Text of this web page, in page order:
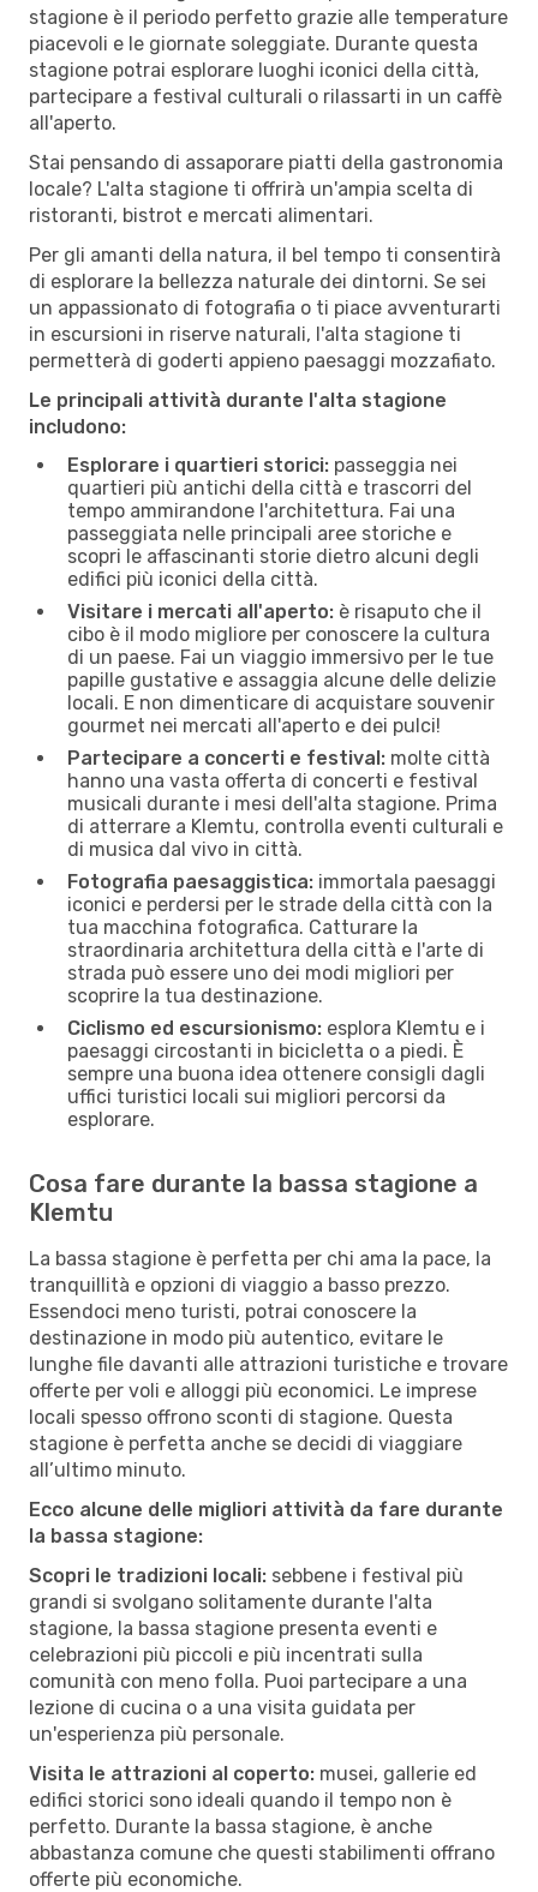
stagione è il periodo perfetto grazie alle temperature
piacevoli e le giornate soleggiate. Durante questa
stagione potrai esplorare luoghi iconici della città,
partecipare a festival culturali o rilassarti in un caffè
all'aperto.
Stai pensando di assaporare piatti della gastronomia
locale? L'alta stagione ti offrirà un'ampia scelta di
ristoranti, bistrot e mercati alimentari.
Per gli amanti della natura, il bel tempo ti consentirà
di esplorare la bellezza naturale dei dintorni. Se sei
un appassionato di fotografia o ti piace avventurarti
in escursioni in riserve naturali, l'alta stagione ti
permetterà di goderti appieno paesaggi mozzafiato.
Le principali attività durante l'alta stagione
includono:
Esplorare i quartieri storici: passeggia nei
quartieri più antichi della città e trascorri del
tempo ammirandone l'architettura. Fai una
passeggiata nelle principali aree storiche e
scopri le affascinanti storie dietro alcuni degli
edifici più iconici della città.
Visitare i mercati all'aperto: è risaputo che il
cibo è il modo migliore per conoscere la cultura
di un paese. Fai un viaggio immersivo per le tue
papille gustative e assaggia alcune delle delizie
locali. E non dimenticare di acquistare souvenir
gourmet nei mercati all'aperto e dei pulci!
Partecipare a concerti e festival: molte città
hanno una vasta offerta di concerti e festival
musicali durante i mesi dell'alta stagione. Prima
di atterrare a Klemtu, controlla eventi culturali e
di musica dal vivo in città.
Fotografia paesaggistica: immortala paesaggi
iconici e perdersi per le strade della città con la
tua macchina fotografica. Catturare la
straordinaria architettura della città e l'arte di
strada può essere uno dei modi migliori per
scoprire la tua destinazione.
Ciclismo ed escursionismo: esplora Klemtu e i
paesaggi circostanti in bicicletta o a piedi. È
sempre una buona idea ottenere consigli dagli
uffici turistici locali sui migliori percorsi da
esplorare.
Cosa fare durante la bassa stagione a
Klemtu
La bassa stagione è perfetta per chi ama la pace, la
tranquillità e opzioni di viaggio a basso prezzo.
Essendoci meno turisti, potrai conoscere la
destinazione in modo più autentico, evitare le
lunghe file davanti alle attrazioni turistiche e trovare
offerte per voli e alloggi più economici. Le imprese
locali spesso offrono sconti di stagione. Questa
stagione è perfetta anche se decidi di viaggiare
all’ultimo minuto.
Ecco alcune delle migliori attività da fare durante
la bassa stagione:
Scopri le tradizioni locali: sebbene i festival più
grandi si svolgano solitamente durante l'alta
stagione, la bassa stagione presenta eventi e
celebrazioni più piccoli e più incentrati sulla
comunità con meno folla. Puoi partecipare a una
lezione di cucina o a una visita guidata per
un'esperienza più personale.
Visita le attrazioni al coperto: musei, gallerie ed
edifici storici sono ideali quando il tempo non è
perfetto. Durante la bassa stagione, è anche
abbastanza comune che questi stabilimenti offrano
offerte più economiche.